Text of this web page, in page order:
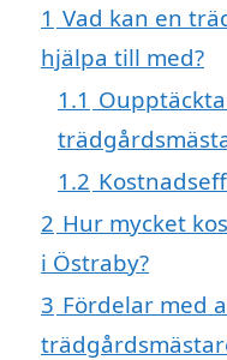
1 Vad kan en
hjälpa till med?
1.1
1.2
2 Hur mycket
i Östraby?
3 Fördelar med